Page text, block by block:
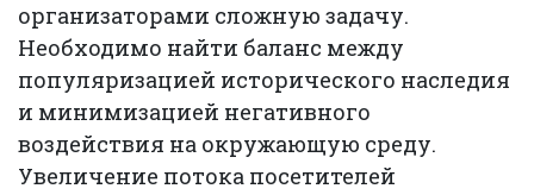
организаторами сложную задачу.
Необходимо найти баланс между
популяризацией исторического наследия
и минимизацией негативного
воздействия на окружающую среду.
Увеличение потока посетителей